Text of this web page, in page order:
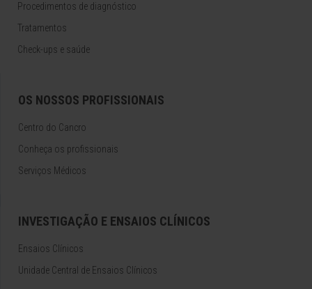
Procedimentos de diagnóstico
Tratamentos
Check-ups e saúde
OS NOSSOS PROFISSIONAIS
Centro do Cancro
Conheça os profissionais
Serviços Médicos
INVESTIGAÇÃO E ENSAIOS CLÍNICOS
Ensaios Clínicos
Unidade Central de Ensaios Clínicos